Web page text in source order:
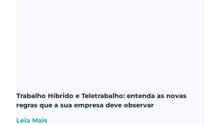
Trabalho Híbrido e Teletrabalho: entenda as novas
regras que a sua empresa deve observar
Leia Mais